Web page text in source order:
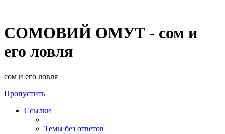
СОМОВИЙ ОМУТ - сом и
его ловля
сом и его ловля
Пропустить
Ссылки
Темы без ответов